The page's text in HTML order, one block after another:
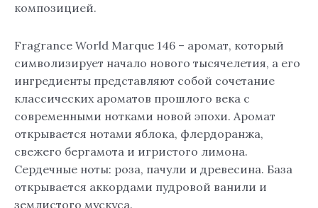
композицией.
Fragrance World Marque 146 – аромат, который
символизирует начало нового тысячелетия, а его
ингредиенты представляют собой сочетание
классических ароматов прошлого века с
современными нотками новой эпохи. Аромат
открывается нотами яблока, флердоранжа,
свежего бергамота и игристого лимона.
Сердечные ноты: роза, пачули и древесина. База
открывается аккордами пудровой ванили и
землистого мускуса.